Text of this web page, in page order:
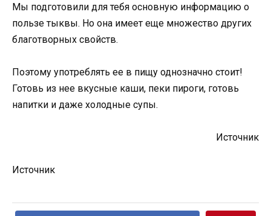
Мы подготовили для тебя основную информацию о
пользе тыквы. Но она имеет еще множество других
благотворных свойств.
Поэтому употреблять ее в пищу однозначно стоит!
Готовь из нее вкусные каши, пеки пироги, готовь
напитки и даже холодные супы.
Источник
Источник